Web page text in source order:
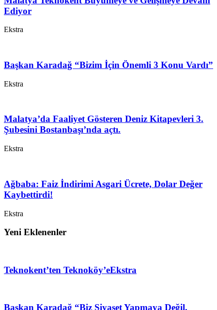
Ediyor
Ekstra
Başkan Karadağ “Bizim İçin Önemli 3 Konu Vardı”
Ekstra
Malatya’da Faaliyet Gösteren Deniz Kitapevleri 3.
Şubesini Bostanbaşı’nda açtı.
Ekstra
Ağbaba: Faiz İndirimi Asgari Ücrete, Dolar Değer
Kaybettirdi!
Ekstra
Yeni Eklenenler
Teknokent’ten Teknoköy’eEkstra
Başkan Karadağ “Biz Siyaset Yapmaya Değil,